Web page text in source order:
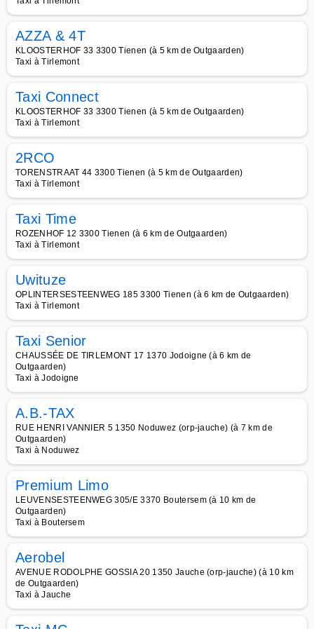
AZZA & 4T
KLOOSTERHOF 33 3300 Tienen (à 5 km de Outgaarden)
Taxi à Tirlemont
Taxi Connect
KLOOSTERHOF 33 3300 Tienen (à 5 km de Outgaarden)
Taxi à Tirlemont
2RCO
TORENSTRAAT 44 3300 Tienen (à 5 km de Outgaarden)
Taxi à Tirlemont
Taxi Time
ROZENHOF 12 3300 Tienen (à 6 km de Outgaarden)
Taxi à Tirlemont
Uwituze
OPLINTERSESTEENWEG 185 3300 Tienen (à 6 km de Outgaarden)
Taxi à Tirlemont
Taxi Senior
CHAUSSÉE DE TIRLEMONT 17 1370 Jodoigne (à 6 km de
Outgaarden)
Taxi à Jodoigne
A.B.-TAX
RUE HENRI VANNIER 5 1350 Noduwez (orp-jauche) (à 7 km de
Outgaarden)
Taxi à Noduwez
Premium Limo
LEUVENSESTEENWEG 305/E 3370 Boutersem (à 10 km de
Outgaarden)
Taxi à Boutersem
Aerobel
AVENUE RODOLPHE GOSSIA 20 1350 Jauche (orp-jauche) (à 10 km
de Outgaarden)
Taxi à Jauche